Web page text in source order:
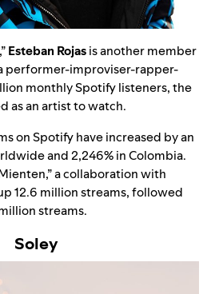
Esteban Rojasis another member
a performer-improviser-rapper-
monthly Spotify listeners, the
as an artist to watch.
on Spotify have increased by an
and 2,246% in Colombia.
,”a collaboration with
12.6 million streams, followed
streams.
Soley